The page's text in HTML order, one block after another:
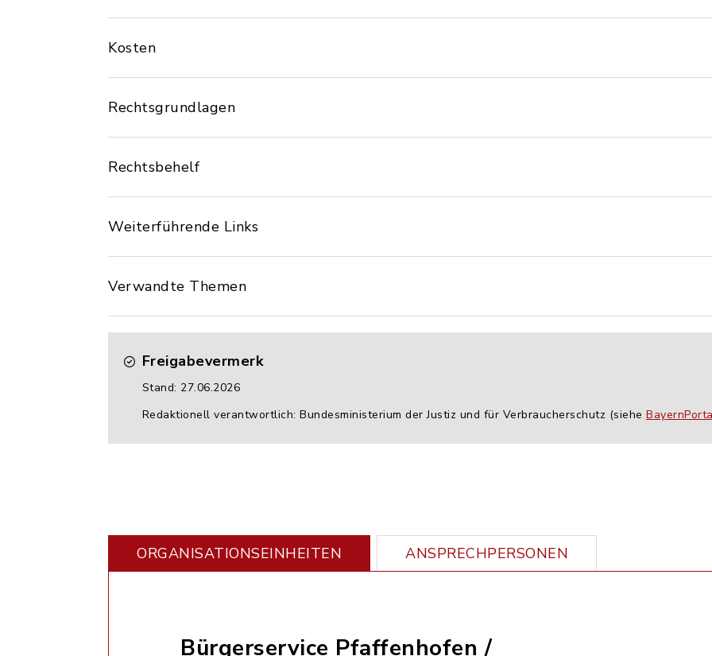
Kosten
Rechtsgrundlagen
Rechtsbehelf
Weiterführende Links
Verwandte Themen
Freigabevermerk
Stand: 27.06.2026
Redaktionell verantwortlich: Bundesministerium der Justiz und für Verbraucherschutz (siehe
ORGANISATIONS­EINHEITEN ANSPRECHPERSONEN
Bürgerservice Pfaffenhofen /